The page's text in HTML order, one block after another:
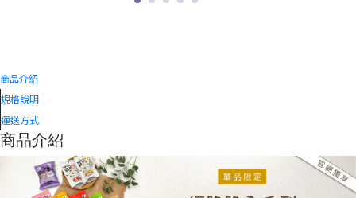
76585154,PAA00040,35.0,489,40.0,deny,1.0,,
全素【經脆脆Crispy Ching】玉米粒-茉莉花風味
單包入 - ,cyberbiz,
商品介紹
規格說明
運送方式
商品介紹